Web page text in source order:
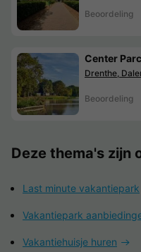
Beoordeling
Center
Drenthe,
Beoordeling
Deze thema's zijn
Last minute vakantiepark
Vakantiepark
Vakantiehuisje huren